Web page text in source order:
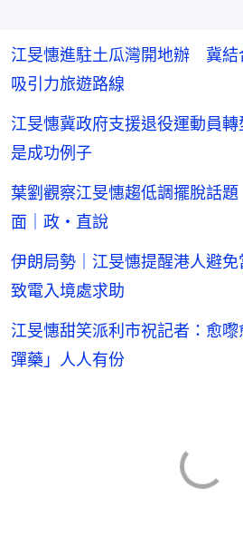
江旻憓進駐土瓜灣開地辦 冀
吸引力旅遊路線
江旻憓冀政府支援退役運動員
是成功例子
葉劉觀察江旻憓趨低調擺脫話
面｜政・直說
伊朗局勢｜江旻憓提醒港人避
致電入境處求助
江旻憓甜笑派利市祝記者：愈
彈藥」人人有份